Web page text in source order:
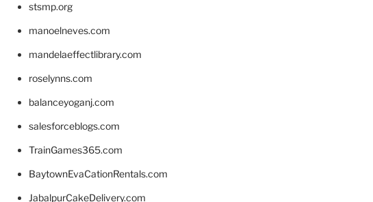
stsmp.org
manoelneves.com
mandelaeffectlibrary.com
roselynns.com
balanceyoganj.com
salesforceblogs.com
TrainGames365.com
BaytownEvaCationRentals.com
JabalpurCakeDelivery.com